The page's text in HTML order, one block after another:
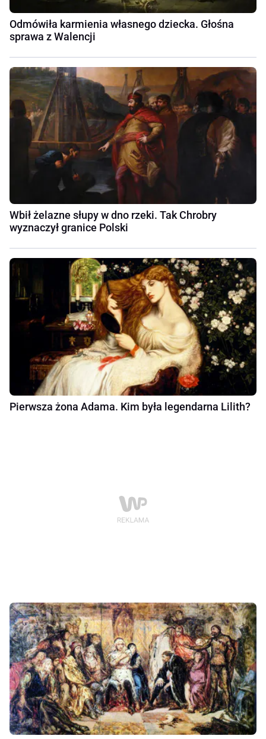
Odmówiła karmienia własnego dziecka. Głośna
sprawa z Walencji
Wbił żelazne słupy w dno rzeki. Tak Chrobry
wyznaczył granice Polski
Pierwsza żona Adama. Kim była legendarna Lilith?